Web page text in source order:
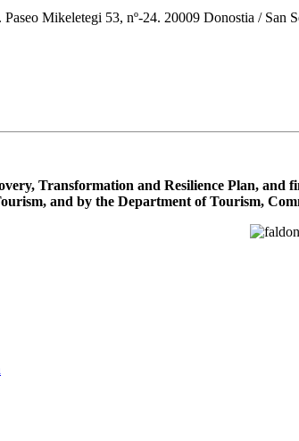
Mikeletegi 53, nº-24. 20009 Donostia / San
Transformation and Resilience Plan,
and by the Department of Tourism,